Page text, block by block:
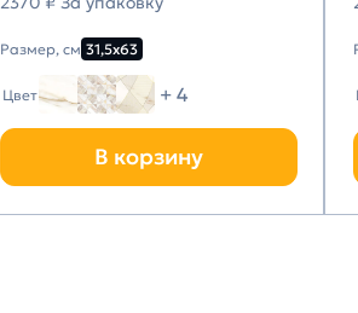
Размер, см 31,5х63
Цвет + 4
В корзину